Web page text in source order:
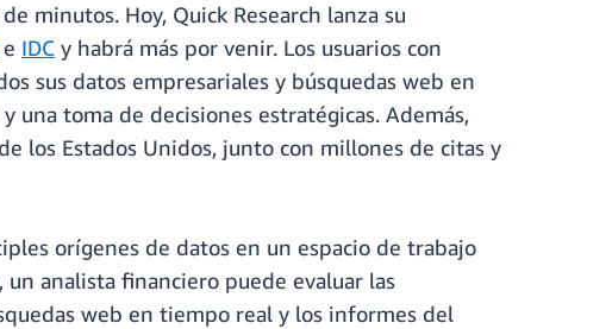
minutos. Hoy, Quick Research lanza su
e IDC y habrá más por venir. Los usuarios con
sus datos empresariales y búsquedas web en
una toma de decisiones estratégicas. Además,
los Estados Unidos, junto con millones de citas y
orígenes de datos en un espacio de trabajo
analista financiero puede evaluar las
web en tiempo real y los informes del